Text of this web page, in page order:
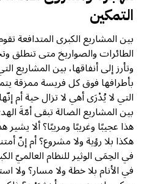
التمكين
بين المشاريع الكبرى المتدافعة
الطائرات والصواريخ متى تنطلق
وتأرز إلى أنفاقها، بين المشاريع
بأطرافها فوق كل فريسة ممزقة
التي لا يُدْرَى أهي لا تزال حية أم
بين المشاريع الضالة تبقى أمّةَ
هذا عجيبًا وغريبًا ومريبًا؟ ألا يشير
هكذا بلا رؤية ولا مشروع؟ أم إنّ
في الحِمَى الوثير للنظام العالميّ
في الأنام بلا خطة ولا مسار؟